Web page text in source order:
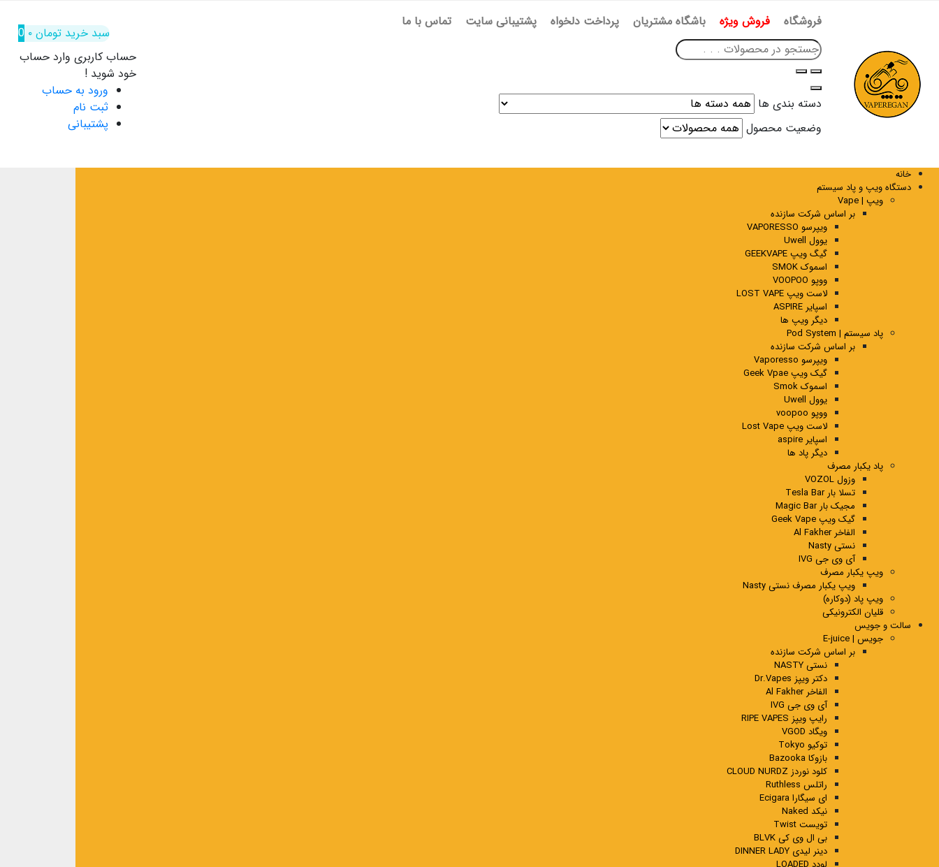
فروشگاه فروش ویژه باشگاه مشتریان پرداخت دلخواه پشتیبانی سایت تماس با ما
دسته بندی ها
وضعیت محصول
سبد خرید تومان۰
0
حساب کاربری وارد حساب
خود شوید !
ورود به حساب
ثبت نام
پشتیبانی
خانه
دستگاه ویپ و پاد سیستم
ویپ | Vape
بر اساس شرکت سازنده
ویپرسو VAPORESSO
یوول Uwell
گیگ ویپ GEEKVAPE
اسموک SMOK
ووپو VOOPOO
لاست ویپ LOST VAPE
اسپایر ASPIRE
دیگر ویپ ها
پاد سیستم | Pod System
بر اساس شرکت سازنده
ویپرسو Vaporesso
گیک ویپ Geek Vpae
اسموک Smok
یوول Uwell
ووپو voopoo
لاست ویپ Lost Vape
اسپایر aspire
دیگر پاد ها
پاد یکبار مصرف
وزول VOZOL
تسلا بار Tesla Bar
مجیک بار Magic Bar
گیک ویپ Geek Vape
الفاخر Al Fakher
نستی Nasty
آی وی جی IVG
ویپ یکبار مصرف
ویپ یکبار مصرف نستی Nasty
ویپ پاد (دوکاره)
قلیان الکترونیکی
سالت و جویس
جویس | E-juice
بر اساس شرکت سازنده
نستی NASTY
دکتر ویپز Dr.Vapes
الفاخر Al Fakher
آی وی جی IVG
رایپ ویپز RIPE VAPES
ویگاد VGOD
توکیو Tokyo
بازوکا Bazooka
کلود نوردز CLOUD NURDZ
راتلس Ruthless
ای سیگارا Ecigara
نیکد Naked
تویست Twist
بی ال وی کی BLVK
دینر لیدی DINNER LADY